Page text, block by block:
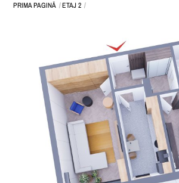
PRIMA PAGINĂ ETAJ 2